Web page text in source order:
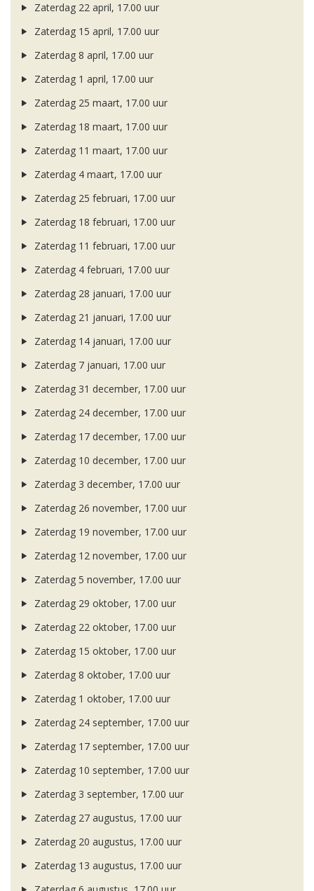
Zaterdag 22 april, 17.00 uur
Zaterdag 15 april, 17.00 uur
Zaterdag 8 april, 17.00 uur
Zaterdag 1 april, 17.00 uur
Zaterdag 25 maart, 17.00 uur
Zaterdag 18 maart, 17.00 uur
Zaterdag 11 maart, 17.00 uur
Zaterdag 4 maart, 17.00 uur
Zaterdag 25 februari, 17.00 uur
Zaterdag 18 februari, 17.00 uur
Zaterdag 11 februari, 17.00 uur
Zaterdag 4 februari, 17.00 uur
Zaterdag 28 januari, 17.00 uur
Zaterdag 21 januari, 17.00 uur
Zaterdag 14 januari, 17.00 uur
Zaterdag 7 januari, 17.00 uur
Zaterdag 31 december, 17.00 uur
Zaterdag 24 december, 17.00 uur
Zaterdag 17 december, 17.00 uur
Zaterdag 10 december, 17.00 uur
Zaterdag 3 december, 17.00 uur
Zaterdag 26 november, 17.00 uur
Zaterdag 19 november, 17.00 uur
Zaterdag 12 november, 17.00 uur
Zaterdag 5 november, 17.00 uur
Zaterdag 29 oktober, 17.00 uur
Zaterdag 22 oktober, 17.00 uur
Zaterdag 15 oktober, 17.00 uur
Zaterdag 8 oktober, 17.00 uur
Zaterdag 1 oktober, 17.00 uur
Zaterdag 24 september, 17.00 uur
Zaterdag 17 september, 17.00 uur
Zaterdag 10 september, 17.00 uur
Zaterdag 3 september, 17.00 uur
Zaterdag 27 augustus, 17.00 uur
Zaterdag 20 augustus, 17.00 uur
Zaterdag 13 augustus, 17.00 uur